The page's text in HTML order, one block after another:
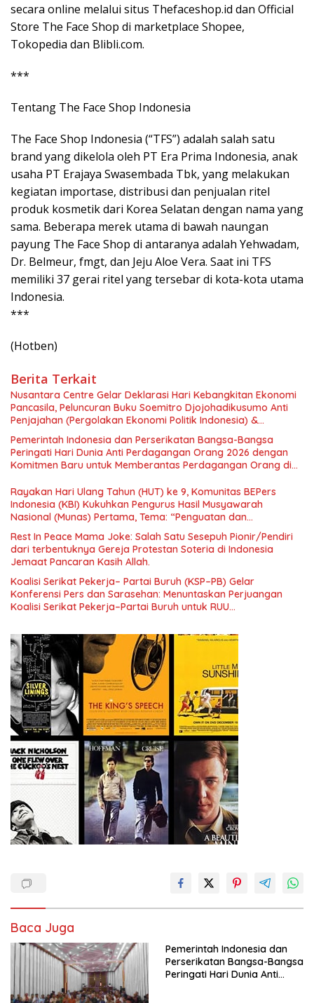
secara online melalui situs Thefaceshop.id dan Official
Store The Face Shop di marketplace Shopee,
Tokopedia dan Blibli.com.
***
Tentang The Face Shop Indonesia
The Face Shop Indonesia (“TFS”) adalah salah satu
brand yang dikelola oleh PT Era Prima Indonesia, anak
usaha PT Erajaya Swasembada Tbk, yang melakukan
kegiatan importase, distribusi dan penjualan ritel
produk kosmetik dari Korea Selatan dengan nama yang
sama. Beberapa merek utama di bawah naungan
payung The Face Shop di antaranya adalah Yehwadam,
Dr. Belmeur, fmgt, dan Jeju Aloe Vera. Saat ini TFS
memiliki 37 gerai ritel yang tersebar di kota-kota utama
Indonesia.
***
(Hotben)
Berita Terkait
Nusantara Centre Gelar Deklarasi Hari Kebangkitan Ekonomi
Pancasila, Peluncuran Buku Soemitro Djojohadikusumo Anti
Penjajahan (Pergolakan Ekonomi Politik Indonesia) &
Simposium Nasional “Urgensi Undang-Undang Perekonomian
Nasional dan Kesejahteraan Sosial dalam Menata Bangsa
Menuju Indonesia Emas 2045”,
Pemerintah Indonesia dan Perserikatan Bangsa-Bangsa
Peringati Hari Dunia Anti Perdagangan Orang 2026 dengan
Komitmen Baru untuk Memberantas Perdagangan Orang di
Rayakan Hari Ulang Tahun (HUT) ke 9, Komunitas BEPers
Indonesia (KBI) Kukuhkan Pengurus Hasil Musyawarah
Nasional (Munas) Pertama, Tema: “Penguatan dan
Pengembangan Organisasi KBI yang Berbasis Riset di seluruh
Indonesia dan Mancanegara”.
Rest In Peace Mama Joke: Salah Satu Sesepuh Pionir/Pendiri
dari terbentuknya Gereja Protestan Soteria di Indonesia
Jemaat Pancaran Kasih Allah.
Koalisi Serikat Pekerja– Partai Buruh (KSP–PB) Gelar
Konferensi Pers dan Sarasehan: Menuntaskan Perjuangan
Koalisi Serikat Pekerja–Partai Buruh untuk RUU
Baca Juga
Pemerintah Indonesia dan
Perserikatan Bangsa-Bangsa
Peringati Hari Dunia Anti